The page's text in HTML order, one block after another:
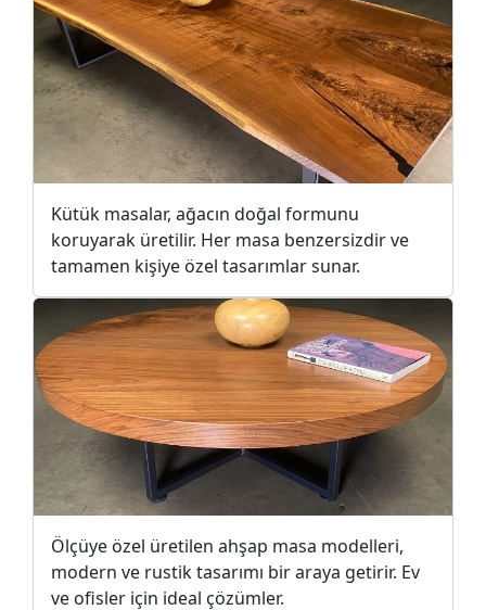
Kütük masalar, ağacın doğal formunu
koruyarak üretilir. Her masa benzersizdir ve
tamamen kişiye özel tasarımlar sunar.
Ölçüye özel üretilen ahşap masa modelleri,
modern ve rustik tasarımı bir araya getirir. Ev
ve ofisler için ideal çözümler.